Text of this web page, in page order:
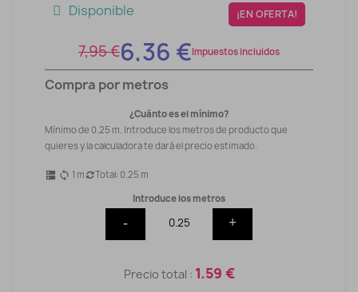
Disponible
¡EN OFERTA!
7,95 €6,36 €Impuestos incluidos
Compra por metros
¿Cuánto es el mínimo?
Mínimo de 0.25 m. Introduce los metros de producto que
quieres y la calculadora te dará el precio estimado.
dns sync 1 m Total: 0.25 m
Introduce los metros
- +
Precio total : 1.59 €